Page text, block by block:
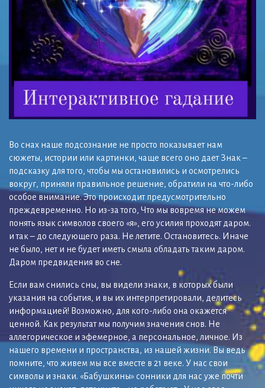
Во снах наше подсознание не просто показывает нам
сюжеты, истории или картинки, чаще всего оно дает Знак –
подсказку для того, чтобы мы остановились и осмотрелись
вокруг, приняли правильное решение, обратили на что-либо
особое внимание. Это происходит предусмотрительно
преждевременно. Но из-за того, Что мы вовремя не можем
понять язык символов своего «я», его усилия проходят даром.
и так – до следующего раза. Не летите. Остановитесь. Иначе
не было, нет и не будет иметь смыла обладать таким даром.
Даром предвидения во сне.
Если вам снились сны, вы видели знаки, в которых были
указания на события, и вы их интерпретировали, делитесь
информацией! Возможно, для кого-либо она окажется
ценной. Как результат мы получим значения снов. Не
аллегорическое и эфемерное, а персональное, личное. Из
нашего времени и пространства, из нашей жизни. Вы ведь
помните, что живем мы все вместе в 21 веке. У нас свои
символы и знаки. «Бабушкины» сонники для нас уже почти